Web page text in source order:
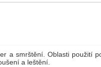
a smrštění. Oblasti použití
a leštění.